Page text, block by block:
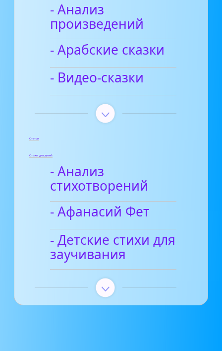
- Анализ
произведений
- Арабские сказки
- Видео-сказки
Статьи
Стихи для детей
- Анализ
стихотворений
- Афанасий Фет
- Детские стихи для
заучивания